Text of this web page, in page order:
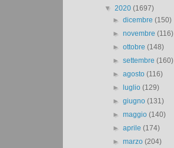
▼ 2020 (1697)
►dicembre(150)
►novembre(116)
►ottobre(148)
►settembre(160)
►agosto(116)
►
luglio(129)
►giugno(131)
►maggio(140)
►aprile(174)
►marzo(204)